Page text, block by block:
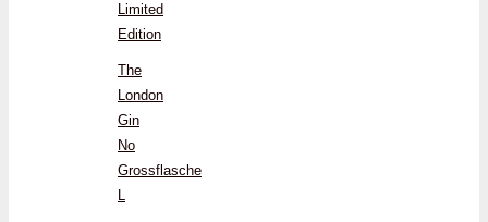
Limited
Edition
The
London
Gin
No
Grossflasche
L